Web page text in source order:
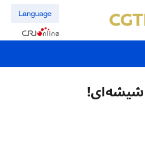
Language
شیشه‌ای!